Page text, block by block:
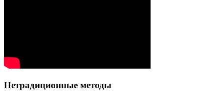
Нетрадиционные методы